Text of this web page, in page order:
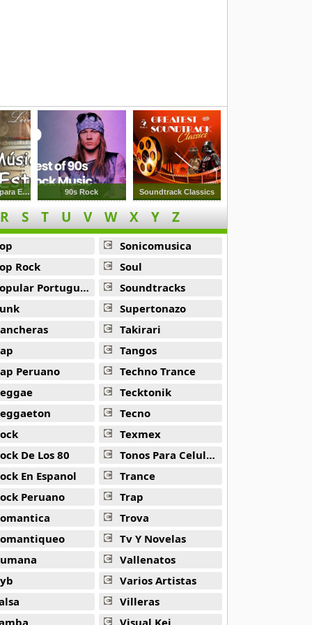
Gintama
Ooi -
Musica Clasica para Estudiar 90s Rock Soundtrack Classics
R S T U V W X Y Z
Rock
Portuguesa
Peruano
De Los 80
En Espanol
Peruano
Sonicomusica
Soul
Soundtracks
Supertonazo
Takirari
Tangos
Techno Trance
Tecktonik
Tecno
Texmex
Tonos Para Celulares
Trance
Trap
Trova
Tv Y Novelas
Vallenatos
Varios Artistas
Villeras
Visual Kei